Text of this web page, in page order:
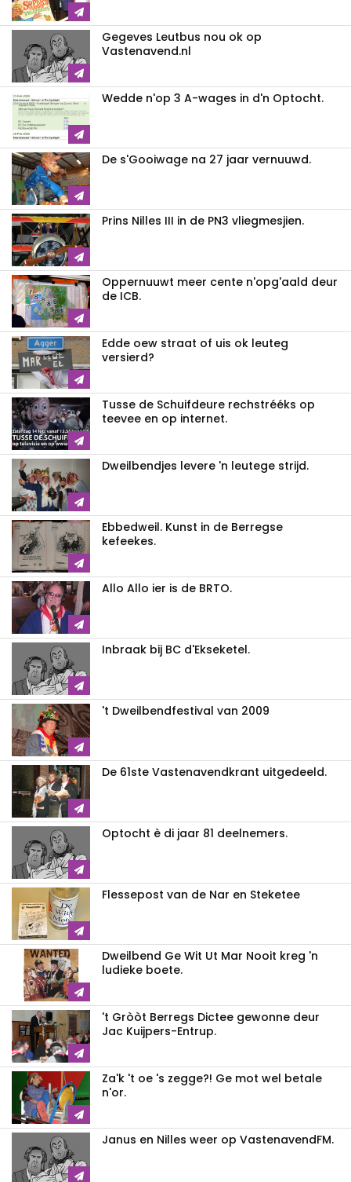
Gegeves Leutbus nou ok op
Vastenavend.nl
Wedde n'op 3 A-wages in d'n Optocht.
De s'Gooiwage na 27 jaar vernuuwd.
Prins Nilles III in de PN3 vliegmesjien.
Oppernuuwt meer cente n'opg'aald deur
de ICB.
Edde oew straat of uis ok leuteg
versierd?
Tusse de Schuifdeure rechstrééks op
teevee en op internet.
Dweilbendjes levere 'n leutege strijd.
Ebbedweil. Kunst in de Berregse
kefeekes.
Allo Allo ier is de BRTO.
Inbraak bij BC d'Ekseketel.
't Dweilbendfestival van 2009
De 61ste Vastenavendkrant uitgedeeld.
Optocht è di jaar 81 deelnemers.
Flessepost van de Nar en Steketee
Dweilbend Ge Wit Ut Mar Nooit kreg 'n
ludieke boete.
't Gròòt Berregs Dictee gewonne deur
Jac Kuijpers-Entrup.
Za'k 't oe 's zegge?! Ge mot wel betale
n'or.
Janus en Nilles weer op VastenavendFM.